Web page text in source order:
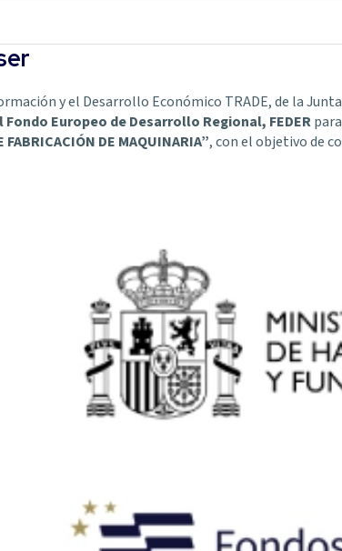
y el Desarrollo Económico TRADE, de la
Europeo de Desarrollo Regional, FEDER
FABRICACIÓN DE MAQUINARIA”, con el objetivo de